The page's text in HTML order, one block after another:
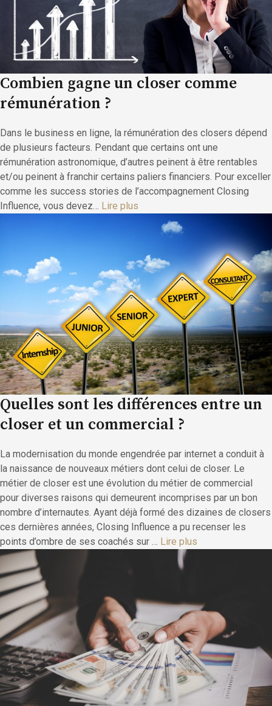
Combien gagne un closer comme
rémunération ?
Dans le business en ligne, la rémunération des closers dépend
de plusieurs facteurs. Pendant que certains ont une
rémunération astronomique, d’autres peinent à être rentables
et/ou peinent à franchir certains paliers financiers. Pour exceller
comme les success stories de l’accompagnement Closing
Influence, vous devez… Lire plus
Quelles sont les différences entre un
closer et un commercial ?
La modernisation du monde engendrée par internet a conduit à
la naissance de nouveaux métiers dont celui de closer. Le
métier de closer est une évolution du métier de commercial
pour diverses raisons qui demeurent incomprises par un bon
nombre d’internautes. Ayant déjà formé des dizaines de closers
ces dernières années, Closing Influence a pu recenser les
points d’ombre de ses coachés sur … Lire plus